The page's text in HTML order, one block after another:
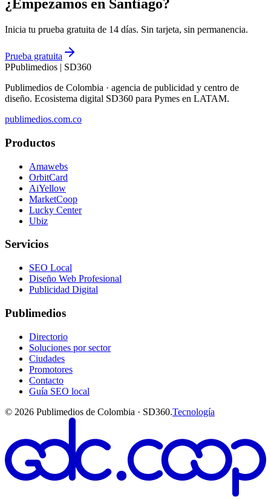
¿Empezamos en Santiago?
Inicia tu prueba gratuita de 14 días. Sin tarjeta, sin permanencia.
Prueba gratuita
PPublimedios | SD360
Publimedios de Colombia · agencia de publicidad y centro de
diseño. Ecosistema digital SD360 para Pymes en LATAM.
publimedios.com.co
Productos
Amawebs
OrbitCard
AiYellow
MarketCoop
Lucky Center
Ubiz
Servicios
SEO Local
Diseño Web Profesional
Publicidad Digital
Publimedios
Directorio
Soluciones por sector
Ciudades
Promotores
Contacto
Guía SEO local
© 2026 Publimedios de Colombia · SD360.Tecnología